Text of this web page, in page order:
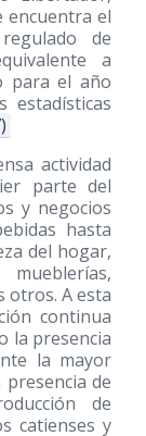
encuentra el
de
a
para el año
estadísticas
actividad
parte del
y negocios
hasta
del hogar,
otros. A esta
continua
la presencia
la mayor
de
de
catienses y